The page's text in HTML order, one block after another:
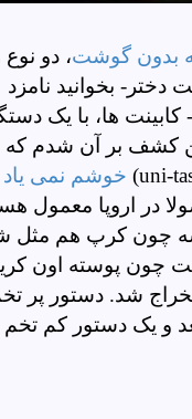
بدون گوشت، دو
بخوانید
کابینت ها، با یک
کشف بر آن شدم که
uni-
) خوشم نمی یاد
در اروپا معمول
نشه چون کرپ هم
چون پوسته اون
شد. دستور پر
و یک دستور کم